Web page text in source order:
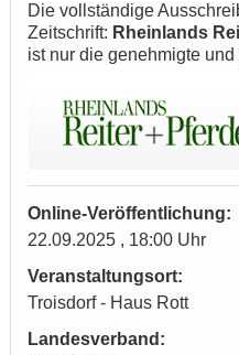
Die vollständige
Zeitschrift: Rheinlands
ist nur die genehmigte
Online-Veröffentlichung:
22.09.2025 , 18:00 Uhr
Veranstaltungsort:
Troisdorf - Haus Rott
Landesverband: